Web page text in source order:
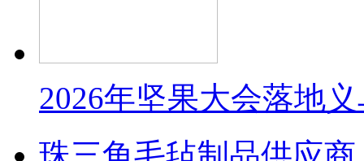
2026年坚果大会落地